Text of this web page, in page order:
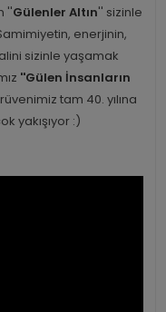
''Gülenler Altın'' sizinle
enerjinin,
sizinle yaşamak
''Gülen İnsanların
tam 40. yılına
yakışıyor :)